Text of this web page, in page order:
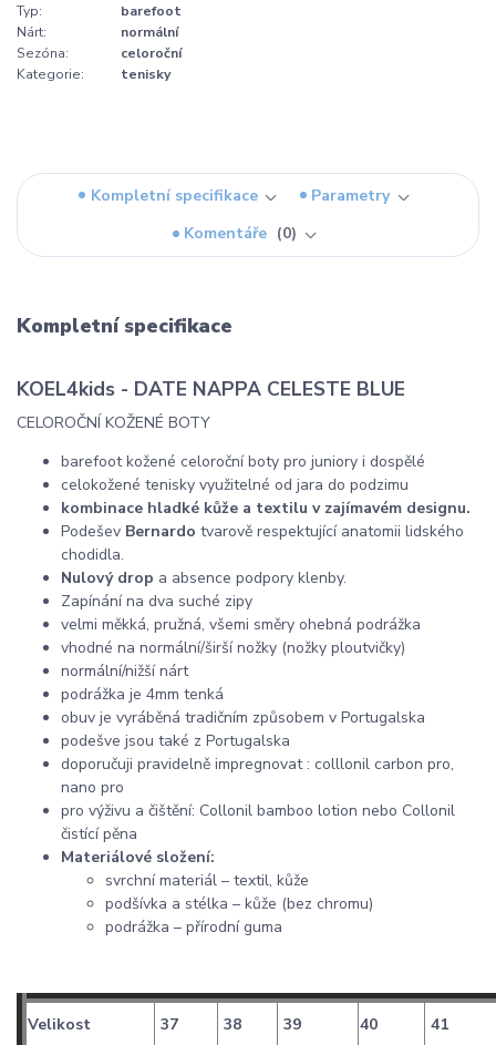
Typ:
barefoot
Nárt:
normální
Sezóna:
celoroční
Kategorie:
tenisky
Kompletní specifikace
Parametry
Komentáře
0
Kompletní specifikace
KOEL4kids - DATE NAPPA CELESTE BLUE
CELOROČNÍ KOŽENÉ BOTY
barefoot kožené celoroční boty pro juniory i dospělé
celokožené tenisky využitelné od jara do podzimu
kombinace hladké kůže a textilu v zajímavém designu.
Podešev Bernardo tvarově respektující anatomii lidského
chodidla.
Nulový drop a absence podpory klenby.
Zapínání na dva suché zipy
velmi měkká, pružná, všemi směry ohebná podrážka
vhodné na normální/širší nožky (nožky ploutvičky)
normální/nižší nárt
podrážka je 4mm tenká
obuv je vyráběná tradičním způsobem v Portugalska
podešve jsou také z Portugalska
doporučuji pravidelně impregnovat : colllonil carbon pro,
nano pro
pro výživu a čištění: Collonil bamboo lotion nebo Collonil
čistící pěna
Materiálové složení:
svrchní materiál – textil, kůže
podšívka a stélka – kůže (bez chromu)
podrážka – přírodní guma
Velikost 37 38 39 40 41